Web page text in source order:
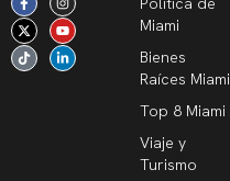
a
c
e
b
o
o
n
s
t
a
g
r
-
t
w
i
t
t
o
u
t
u
b
e
i
k
t
o
k
i
n
k
e
d
i
Miami
Bienes
Raíces Miami
Top 8 Miami
Viaje y
Turismo